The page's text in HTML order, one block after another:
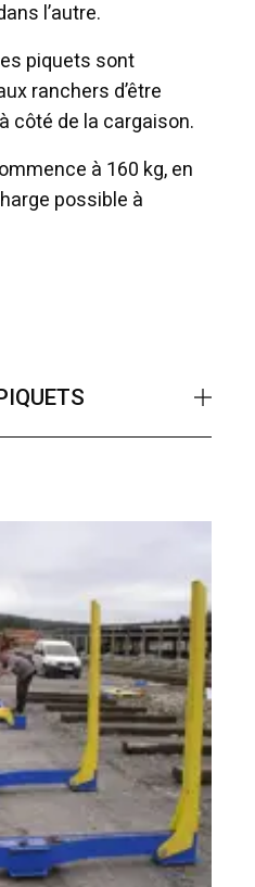
l’autre.
piquets sont
ranchers d’être
côté de la cargaison.
à 160 kg, en
possible à